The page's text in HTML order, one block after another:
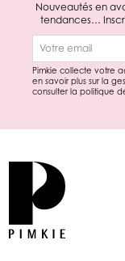
Nouveautés en
tendances…
Pimkie collecte votre
en savoir plus sur la
consulter la politique